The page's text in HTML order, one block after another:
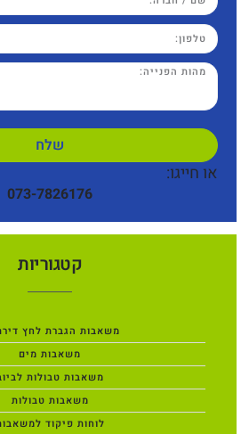
שלח
או חייגו:
073-7826176
קטגוריות
משאבות הגברת לחץ דירתיות
משאבות מים
משאבות טבולות לביוב
משאבות טבולות
לוחות פיקוד למשאבות